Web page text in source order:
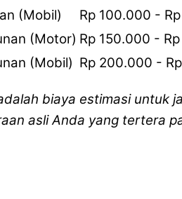
(Mobil)
Rp 100.000 -
(Motor) Rp 150.000 -
(Mobil) Rp 200.000 -
biaya estimasi untuk
asli Anda yang tertera